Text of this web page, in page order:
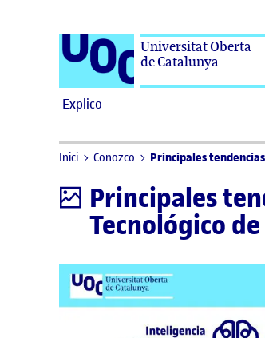
Universitat Oberta
de Catalunya
Explico
Inici Conozco Principales
InfografíaPrincipales
Tecnológico